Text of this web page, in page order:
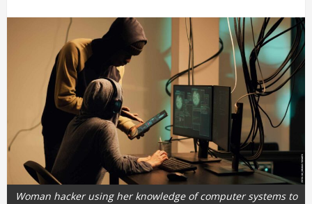
Woman hacker using her knowledge of computer systems to